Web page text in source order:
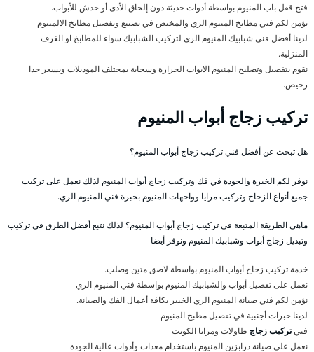
فتح قفل باب المنيوم بواسطة أدوات حديثة دون إلحاق الأذى أو خدش للأبواب.
نؤمن لكم فني مطابخ المنيوم الري والمختص في تصنيع وتفصيل مطابخ الالمنيوم
لدينا أفضل فني شبابيك المنيوم الري لتركيب الشبابيك سواء للمطابخ او الغرف
المنزلية.
نقوم بتفصيل وتصليح المنيوم الابواب الجرارة وسحابة بمختلف الموديلات وبسعر جدا
رخيص.
تركيب زجاج أبواب المنيوم
هل تبحث عن أفضل فني تركيب زجاج أبواب المنيوم؟
نوفر لكم الخبرة والجودة في فك وتركيب زجاج أبواب المنيوم لذلك نعمل على تركيب
جميع أنواع الزجاج وتركيب مرايا وواجهات المنيوم بخبرة فني المنيوم الري.
ماهي الطريقة المتبعة في تركيب زجاج أبواب المنيوم؟ لذلك نتبع أفضل الطرق في تركيب
وتبديل زجاج أبواب وشبابيك المنيوم ونوفر أيضا
خدمة تركيب زجاج أبواب المنيوم بواسطة لاصق متين وصلب.
نعمل على تفصيل أبواب والشبابيك المنيوم بواسطة فني المنيوم الري
نؤمن لكم فني صيانة المنيوم الري الخبير بكافة أعمال الفك والصيانة.
لدينا خبرات أجنبية في تفصيل مطبخ المنيوم
فنيتركيب زجاج طاولات ومرايا الكويت
نعمل على صيانة درابزين المنيوم باستخدام معدات وأدوات عالية الجودة